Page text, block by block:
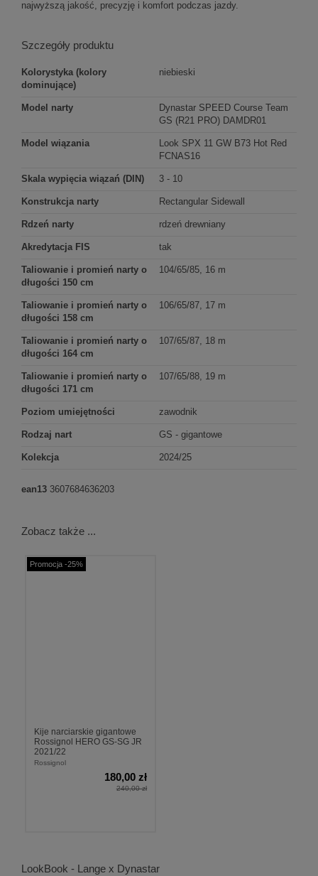
najwyższą jakość, precyzję i komfort podczas jazdy.
Szczegóły produktu
Kolorystyka (kolory
dominujące)
niebieski
Model narty
Dynastar SPEED Course Team
GS (R21 PRO) DAMDR01
Model wiązania
Look SPX 11 GW B73 Hot Red
FCNAS16
Skala wypięcia wiązań (DIN) 3 - 10
Konstrukcja narty Rectangular Sidewall
Rdzeń narty rdzeń drewniany
Akredytacja FIS tak
Taliowanie i promień narty o
długości 150 cm
104/65/85, 16 m
Taliowanie i promień narty o
długości 158 cm
106/65/87, 17 m
Taliowanie i promień narty o
długości 164 cm
107/65/87, 18 m
Taliowanie i promień narty o
długości 171 cm
107/65/88, 19 m
Poziom umiejętności zawodnik
Rodzaj nart GS - gigantowe
Kolekcja 2024/25
ean13 3607684636203
Zobacz także ...
Promocja -25%
Kije narciarskie gigantowe
Rossignol HERO GS-SG JR
2021/22
Rossignol
180,00 zł
240,00 zł
LookBook - Lange x Dynastar